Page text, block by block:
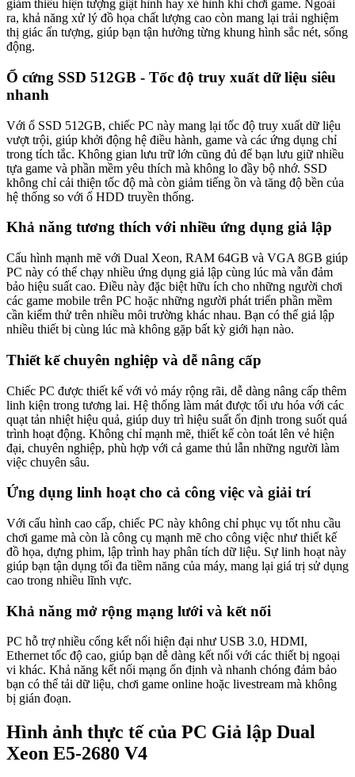
giảm thiểu hiện tượng giật hình hay xé hình khi chơi game. Ngoài
ra, khả năng xử lý đồ họa chất lượng cao còn mang lại trải nghiệm
thị giác ấn tượng, giúp bạn tận hưởng từng khung hình sắc nét, sống
động.
Ổ cứng SSD 512GB - Tốc độ truy xuất dữ liệu siêu
nhanh
Với ổ SSD 512GB, chiếc PC này mang lại tốc độ truy xuất dữ liệu
vượt trội, giúp khởi động hệ điều hành, game và các ứng dụng chỉ
trong tích tắc. Không gian lưu trữ lớn cũng đủ để bạn lưu giữ nhiều
tựa game và phần mềm yêu thích mà không lo đầy bộ nhớ. SSD
không chỉ cải thiện tốc độ mà còn giảm tiếng ồn và tăng độ bền của
hệ thống so với ổ HDD truyền thống.
Khả năng tương thích với nhiều ứng dụng giả lập
Cấu hình mạnh mẽ với Dual Xeon, RAM 64GB và VGA 8GB giúp
PC này có thể chạy nhiều ứng dụng giả lập cùng lúc mà vẫn đảm
bảo hiệu suất cao. Điều này đặc biệt hữu ích cho những người chơi
các game mobile trên PC hoặc những người phát triển phần mềm
cần kiểm thử trên nhiều môi trường khác nhau. Bạn có thể giả lập
nhiều thiết bị cùng lúc mà không gặp bất kỳ giới hạn nào.
Thiết kế chuyên nghiệp và dễ nâng cấp
Chiếc PC được thiết kế với vỏ máy rộng rãi, dễ dàng nâng cấp thêm
linh kiện trong tương lai. Hệ thống làm mát được tối ưu hóa với các
quạt tản nhiệt hiệu quả, giúp duy trì hiệu suất ổn định trong suốt quá
trình hoạt động. Không chỉ mạnh mẽ, thiết kế còn toát lên vẻ hiện
đại, chuyên nghiệp, phù hợp với cả game thủ lẫn những người làm
việc chuyên sâu.
Ứng dụng linh hoạt cho cả công việc và giải trí
Với cấu hình cao cấp, chiếc PC này không chỉ phục vụ tốt nhu cầu
chơi game mà còn là công cụ mạnh mẽ cho công việc như thiết kế
đồ họa, dựng phim, lập trình hay phân tích dữ liệu. Sự linh hoạt này
giúp bạn tận dụng tối đa tiềm năng của máy, mang lại giá trị sử dụng
cao trong nhiều lĩnh vực.
Khả năng mở rộng mạng lưới và kết nối
PC hỗ trợ nhiều cổng kết nối hiện đại như USB 3.0, HDMI,
Ethernet tốc độ cao, giúp bạn dễ dàng kết nối với các thiết bị ngoại
vi khác. Khả năng kết nối mạng ổn định và nhanh chóng đảm bảo
bạn có thể tải dữ liệu, chơi game online hoặc livestream mà không
bị gián đoạn.
Hình ảnh thực tế của PC Giả lập Dual
Xeon E5-2680 V4